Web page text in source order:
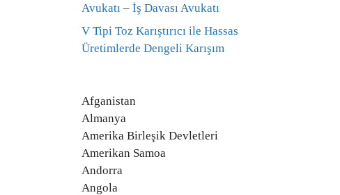
Avukatı – İş Davası Avukatı
V Tipi Toz Karıştırıcı ile Hassas
Üretimlerde Dengeli Karışım
Afganistan
Almanya
Amerika Birleşik Devletleri
Amerikan Samoa
Andorra
Angola